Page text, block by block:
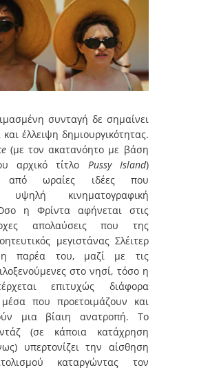
συνταγή δε σημαίνει
έλλειψη δημιουργικότητας.
(με τον ακατανόητο με βάση
αρχικό τίτλο Pussy Island)
από ωραίες ιδέες που
υψηλή κινηματογραφική
η Φρίντα αφήνεται στις
απολαύσεις που της
μεγιστάνας Σλέιτερ
η παρέα του, μαζί με τις
στο νησί, τόσο η
επιτυχώς διάφορα
μέσα που προετοιμάζουν και
μια βίαιη ανατροπή. Το
(σε κάποια κατάχρηση
υπερτονίζει την αίσθηση
καταργώντας τον